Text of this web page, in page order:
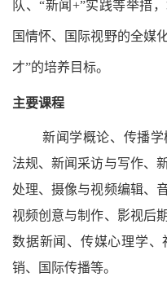
队、“新闻 +”实践等举措
国情怀、国际视野的全媒
才”的培养目标。
主要课程
新闻学概论、传播
法规、新闻采访与写作、
处理、摄像与视频编辑、
视频创意与制作、影视后
数据新闻、传媒心理学
销、国际传播等。